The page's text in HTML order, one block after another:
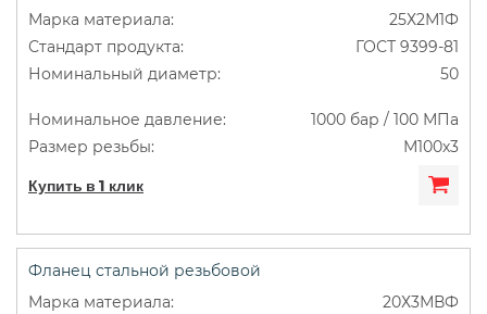
25Х2М1Ф
ГОСТ 9399-81
50
1000 бар / 100 МПа
М100х3
Купить в 1 клик
Фланец стальной резьбовой
20Х3МВФ